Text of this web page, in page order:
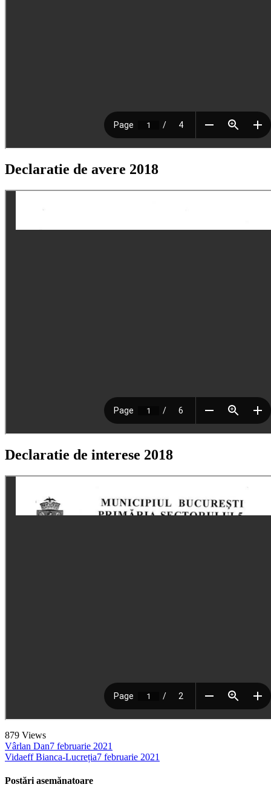
Declaratie de avere 2018
Declaratie de interese 2018
879 Views
Vârlan Dan7 februarie 2021
Vidaeff Bianca-Lucreția7 februarie 2021
Postări asemănatoare